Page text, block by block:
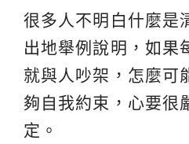
很多人不明白什麼是
出地舉例說明，如果
就與人吵架，怎麼可
夠自我約束，心要很
定。